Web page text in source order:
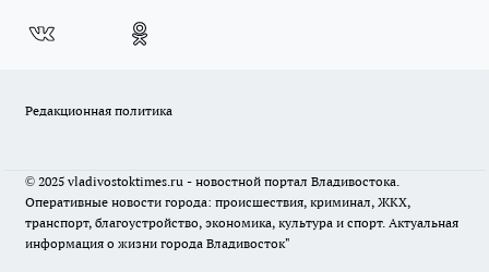
Редакционная политика
© 2025 vladivostoktimes.ru - новостной портал Владивостока.
Оперативные новости города: происшествия, криминал, ЖКХ,
транспорт, благоустройство, экономика, культура и спорт. Актуальная
информация о жизни города Владивосток"